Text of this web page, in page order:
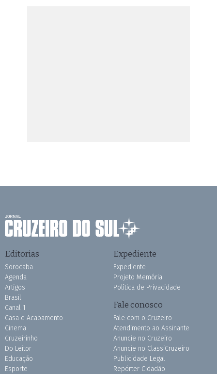
Editorias
Sorocaba
Agenda
Artigos
Brasil
Canal 1
Casa e Acabamento
Cinema
Cruzeirinho
Do Leitor
Educação
Esporte
Expediente
Expediente
Projeto Memória
Política de Privacidade
Fale conosco
Fale com o Cruzeiro
Atendimento ao Assinante
Anuncie no Cruzeiro
Anuncie no ClassiCruzeiro
Publicidade Legal
Repórter Cidadão